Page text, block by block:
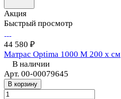
Акция
Быстрый просмотр
44 580 ₽
Матрас Optima 1000 M 200 х см
В наличии
Арт. 00-00079645
В корзину